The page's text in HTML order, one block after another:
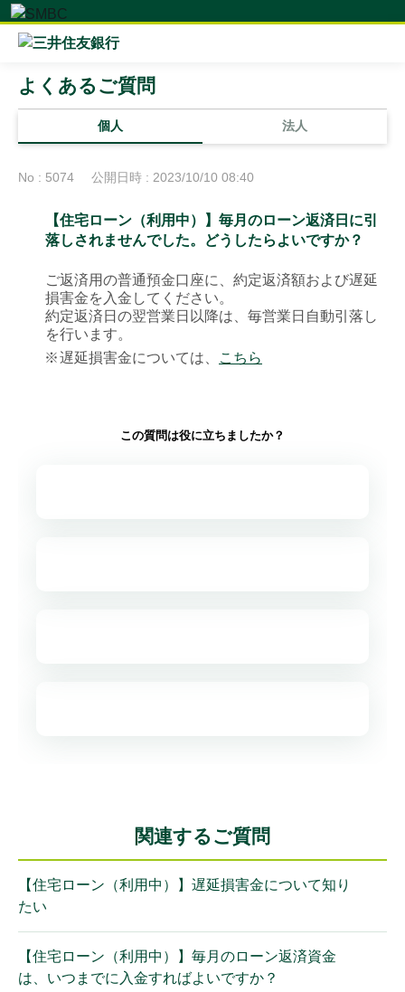
個人 法人
よくあるご質問
No : 5074 公開日時 : 2023/10/10 08:40
【住宅ローン（利用中）】毎月のローン返済日に引
落しされませんでした。どうしたらよいですか？
ご返済用の普通預金口座に、約定返済額および遅延
損害金を入金してください。
約定返済日の翌営業日以降は、毎営業日自動引落し
を行います。
※遅延損害金については、 こちら
この質問は役に立ちましたか？
関連するご質問
【住宅ローン（利用中）】遅延損害金について知り
たい
【住宅ローン（利用中）】毎月のローン返済資金
は、いつまでに入金すればよいですか？